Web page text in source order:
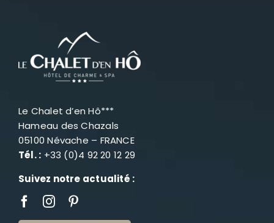
Le Chalet d’en Hô***
Hameau des Chazals
05100 Névache – FRANCE
Tél. : +33 (0)4 92 20 12 29
Suivez notre actualité :